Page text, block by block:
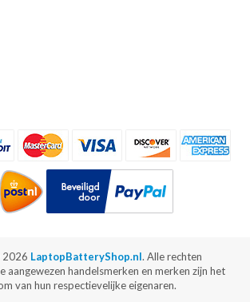
2026 LaptopBatteryShop.nl. Alle rechten
aangewezen handelsmerken en merken zijn het
van hun respectievelijke eigenaren.